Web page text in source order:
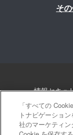
そ
情報セキュ
個人情報につい
「すべての
トナビゲーショ
社のマーケティ